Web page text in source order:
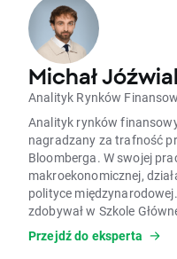
Michał
Analityk Rynków
Analityk rynków
nagradzany za trafność
Bloomberga. W swojej
makroekonomicznej,
polityce
zdobywał w Szkole
Instytucie Nauk
Przejdź do eksperta